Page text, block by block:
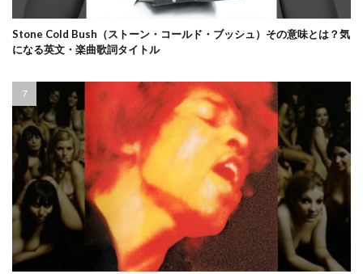
Stone Cold Bush（ストーン・コールド・ブッシュ）その意味とは？気
になる英文・楽曲歌詞タイトル